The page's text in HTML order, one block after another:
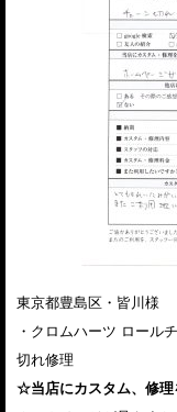
東京都豊島区・皆川様
・クロムハーツ ロール
切れ修理
☆当店にカスタム、修理